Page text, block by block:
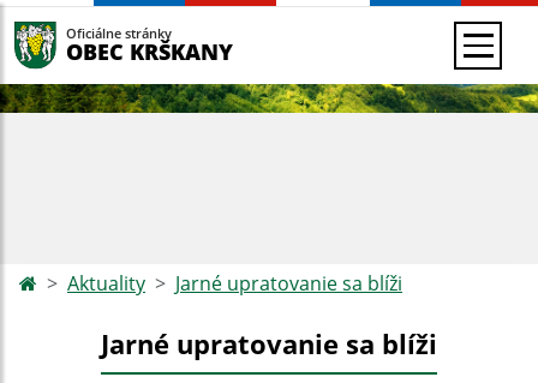
Oficiálne stránky
OBEC KRŠKANY
Aktuality Jarné upratovanie sa blíži
Jarné upratovanie sa blíži